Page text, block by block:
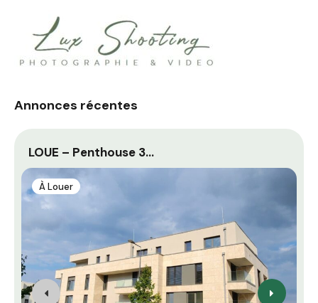
Annonces récentes
LOUE – Penthouse 3…
À Louer